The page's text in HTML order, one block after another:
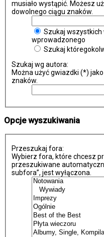
musiało wystąpić. Możesz
dowolnego ciągu znaków.
Szukaj wszystkich
wprowadzonego
Szukaj
Szukaj wg autora:
Można użyć gwiazdki (*)
znaków.
Opcje wyszukiwania
Przeszukaj fora:
Wybierz fora, które chcesz
przeszukiwane
subfora”, jest wyłączona.